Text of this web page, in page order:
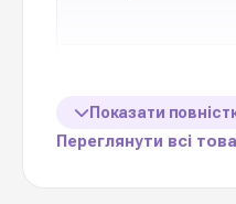
Вологостійкість
Розмір листа
Показати
Переглянути всі